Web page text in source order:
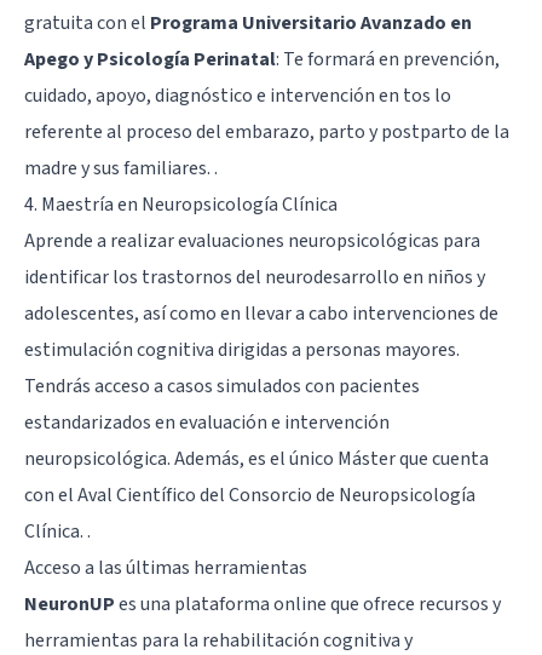
gratuita con el Programa Universitario Avanzado en
Apego y Psicología Perinatal: Te formará en prevención,
cuidado, apoyo, diagnóstico e intervención en tos lo
referente al proceso del embarazo, parto y postparto de la
madre y sus familiares. .
4. Maestría en Neuropsicología Clínica
Aprende a realizar evaluaciones neuropsicológicas para
identificar los trastornos del neurodesarrollo en niños y
adolescentes, así como en llevar a cabo intervenciones de
estimulación cognitiva dirigidas a personas mayores.
Tendrás acceso a casos simulados con pacientes
estandarizados en evaluación e intervención
neuropsicológica. Además, es el único Máster que cuenta
con el Aval Científico del Consorcio de Neuropsicología
Clínica. .
Acceso a las últimas herramientas
NeuronUPes una plataforma online que ofrece recursos y
herramientas para la rehabilitación cognitiva y